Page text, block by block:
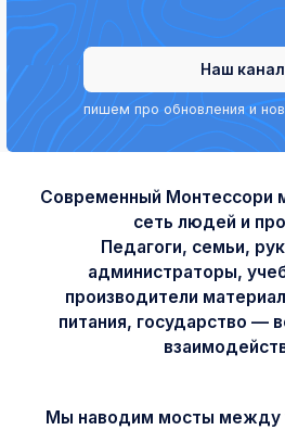
Наш канал
пишем про обновления и
Современный Монтессори
сеть людей и
Педагоги, семьи,
администраторы,
производители
питания, государство —
Мы наводим мосты между